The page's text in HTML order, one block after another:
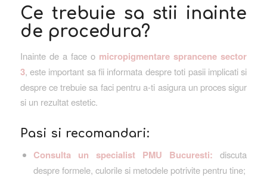
Ce trebuie sa stii inainte
de procedura?
Inainte de a face o micropigmentare sprancene sector
3, este important sa fii informata despre toti pasii implicati si
despre ce trebuie sa faci pentru a-ti asigura un proces sigur
si un rezultat estetic.
Pasi si recomandari:
Consulta un specialist PMU Bucuresti: discuta
despre formele, culorile si metodele potrivite pentru tine;